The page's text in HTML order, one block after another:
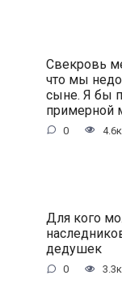
Свекровь
что мы
сыне. Я бы
примерной
0 4.6к.
Для кого
дедушек
0